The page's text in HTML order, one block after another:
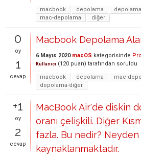
macbook
depolama
mac-depolama
diğer
0
oy
1
cevap
Macbook Depolama
6 Mayıs 2020 macOS kategorisinde
Kullanıcı (120 puan) tarafından soruldu
macbook
depolama
mac-
depolama-diğer
+1
oy
2
cevap
MacBook Air'de diskin
oranı çelişkili. Diğer
fazla. Bu nedir? Neyden
kaynaklanmaktadır.